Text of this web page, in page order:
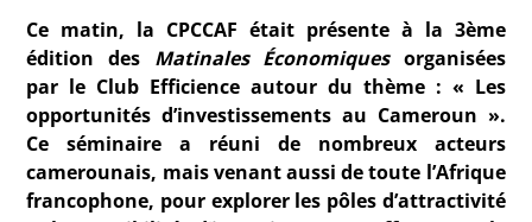
Ce matin, la CPCCAF était présente à la 3ème
édition des Matinales Économiquesorganisées
par le Club Efficience autour du thème : « Les
opportunités d’investissements au Cameroun ».
Ce séminaire a réuni de nombreux acteurs
camerounais, mais venant aussi de toute l’Afrique
francophone, pour explorer les pôles d’attractivité